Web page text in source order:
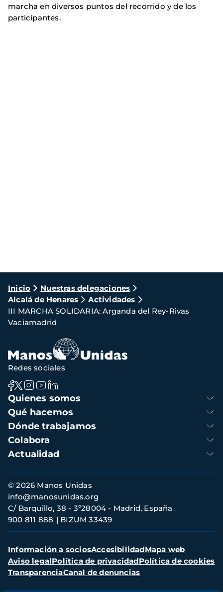
marcha en diversos puntos del recorrido y de los
participantes.
Ruta
de
navegación
Inicio
Nuestras delegaciones
Alcalá de Henares
Actividades
III MARCHA SOLIDARIA: Arganda del Rey-Rivas
Vaciamadrid
Navegación
principal
Quienes somos
Qué hacemos
Dónde trabajamos
Colabora
Actualidad
Redes sociales
Información
de
contacto
© 2026 Manos Unidas
C/ Barquillo, 38 - 3º28004 - Madrid, España
900 811 888
BIZUM 33439
info@manosunidas.org
Menú
secundario
Información a sociosAccesibilidadMapa web
Aviso legalPolítica de privacidadPolítica de cookies
TransparenciaCanal de denuncias